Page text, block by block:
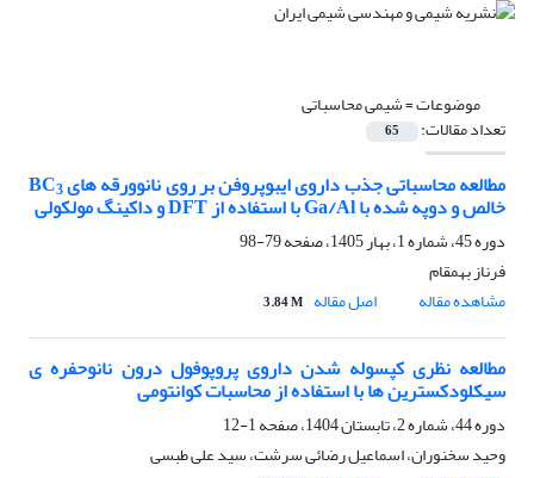
موضوعات =شیمی محاسباتی
تعداد مقالات: 65
مطالعه محاسباتی جذب داروی ایبوپروفن بر روی نانوورقه های BC3 خالص و دوپه شده با Ga/Al با استفاده از DFT و داکینگ مولکولی
دوره 45، شماره 1، بهار 1405، صفحه
79-98
فرناز بهمقام
مشاهده مقاله
اصل مقاله 3.84 M
مطالعه نظری کپسوله شدن داروی پروپوفول درون نانوحفره ی
سیکلودکسترین ها‌ با استفاده از محاسبات کوانتومی
دوره 44، شماره 2، تابستان 1404، صفحه
1-12
وحید سخنوران، اسماعیل رضائی سرشت، سید علی طبسی